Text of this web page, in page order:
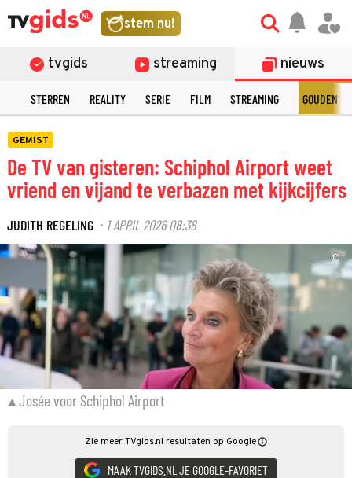
stem nu!
tvgids streaming nieuws
STERREN REALITY SERIE FILM STREAMING GOUDEN
GEMIST
De TV van gisteren: Schiphol Airport weet
vriend en vijand te verbazen met kijkcijfers
JUDITH REGELING · 1 APRIL 2026 08:38
©
Josée voor Schiphol Airport
Zie meer TVgids.nl resultaten op Google
MAAK TVGIDS.NL JE GOOGLE-FAVORIET